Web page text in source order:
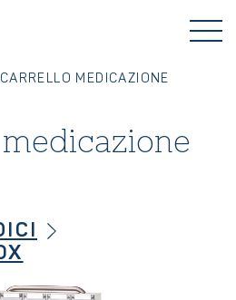
CARRELLO MEDICAZIONE